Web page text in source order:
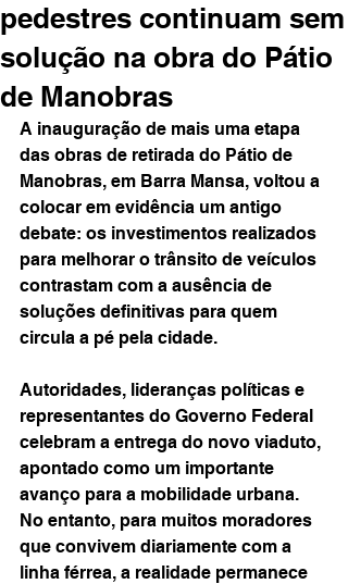
pedestres continuam sem
solução na obra do Pátio
de Manobras
A inauguração de mais uma etapa
das obras de retirada do Pátio de
Manobras, em Barra Mansa, voltou a
colocar em evidência um antigo
debate: os investimentos realizados
para melhorar o trânsito de veículos
contrastam com a ausência de
soluções definitivas para quem
circula a pé pela cidade.
Autoridades, lideranças políticas e
representantes do Governo Federal
celebram a entrega do novo viaduto,
apontado como um importante
avanço para a mobilidade urbana.
No entanto, para muitos moradores
que convivem diariamente com a
linha férrea, a realidade permanece